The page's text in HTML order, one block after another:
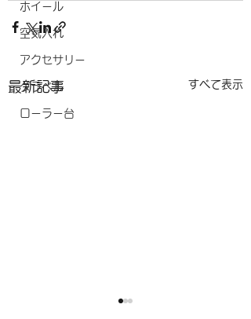
ホイール
空気入れ
アクセサリー
グラベル
ローラー台
最新記事 すべて表示